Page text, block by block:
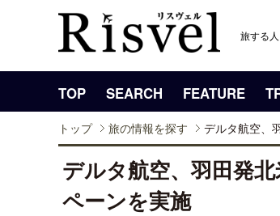
旅する
TOP SEARCH FEATURE
トップ 旅の情報を探す デルタ航空、
デルタ航空、羽田発
ペーンを実施